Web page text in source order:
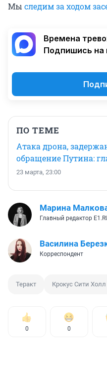
Мы следим за ходом
Времена
Подпишись на
ПО ТЕМЕ
Атака дрона,
обращение Путина:
23 марта, 23:00
Марина
Главный редактор
Василина
Корреспондент
Теракт Крокус Сити Холл
0 0